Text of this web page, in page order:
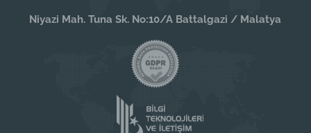
Niyazi Mah. Tuna Sk. No:10/A Battalgazi / Malatya